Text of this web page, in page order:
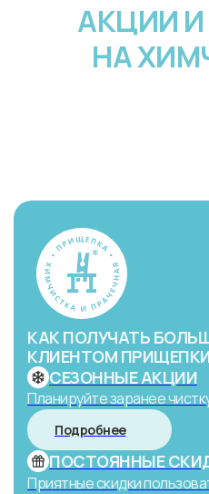
АКЦИИ
НА
СЕЗОННЫЕ АКЦИИ
Планируйте заранее
Подробнее
ПОСТОЯННЫЕ
Приятные скидки
КАК ПОЛУЧАТЬ
КЛИЕНТОМ